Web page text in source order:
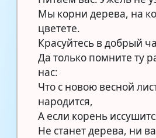
Мы корни дерева, на
цветете.
Красуйтесь в добрый
Да только помните ту
нас:
Что с новою весной
народится,
А если корень
Не станет дерева, ни